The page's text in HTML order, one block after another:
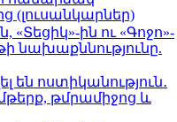
(լուսանկարներ)
«Տեցիկ»-ին ու «Գոջո»-
նախաքննությունը.
են ոստիկանություն․
թմրամիջոց և